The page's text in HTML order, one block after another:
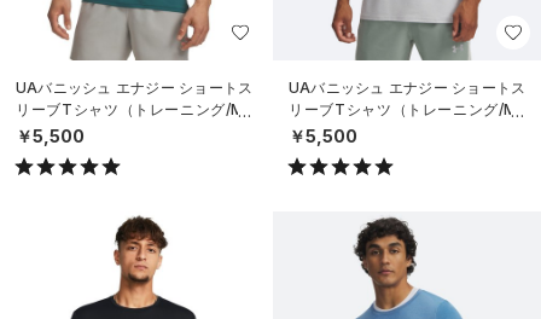
UAバニッシュ エナジー ショートス
リーブTシャツ（トレーニング/ME
N）
￥5,500
UAバニッシュ エナジー ショートス
リーブTシャツ（トレーニング/ME
N）
￥5,500